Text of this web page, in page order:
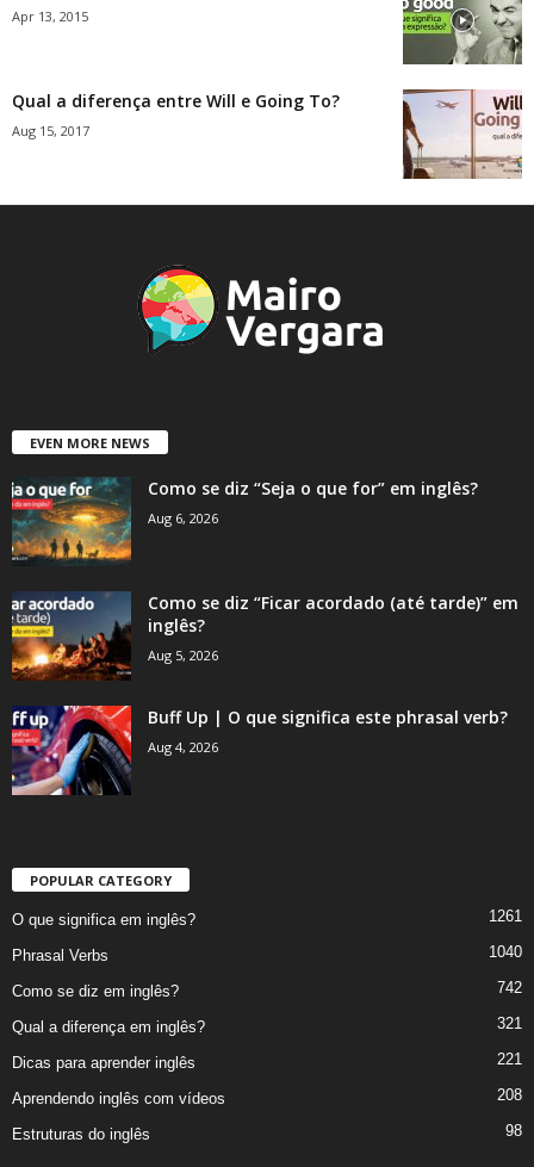
Apr 13, 2015
Qual a diferença entre Will e Going To?
Aug 15, 2017
EVEN MORE NEWS
Como se diz “Seja o que for” em inglês?
Aug 6, 2026
Como se diz “Ficar acordado (até tarde)” em
inglês?
Aug 5, 2026
Buff Up | O que significa este phrasal verb?
Aug 4, 2026
POPULAR CATEGORY
O que significa em inglês? 1261
Phrasal Verbs 1040
Como se diz em inglês? 742
Qual a diferença em inglês? 321
Dicas para aprender inglês 221
Aprendendo inglês com vídeos 208
Estruturas do inglês 98